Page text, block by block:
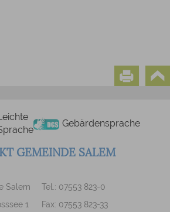
Gebärdensprache
GEMEINDE SALEM
Salem
Tel.: 07553 823-0
1
Fax: 07553 823-33